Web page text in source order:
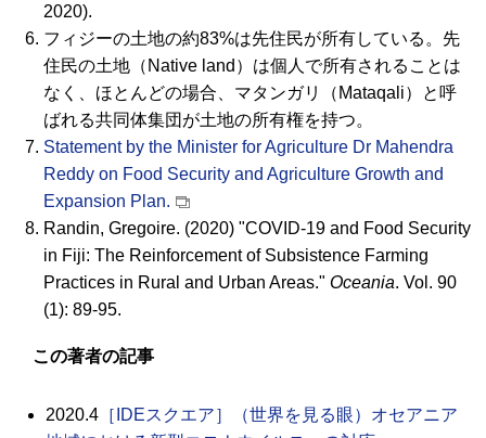
2020).
フィジーの土地の約83%は先住民が所有している。先
住民の土地（ Native land ）は個人で所有されることは
なく、ほとんどの場合、マタンガリ（ Mataqali）と呼
ばれる共同体集団が土地の所有権を持つ。
Statement by the Minister for Agriculture Dr Mahendra
Reddy on Food Security and Agriculture Growth and
Expansion Plan.
Randin, Gregoire. (2020) "COVID-19 and Food Security
in Fiji: The Reinforcement of Subsistence Farming
Practices in Rural and Urban Areas." Oceania. Vol. 90
(1): 89-95.
この著者の記事
2020.4 ［ IDEスクエア］（世界を見る眼）オセアニア